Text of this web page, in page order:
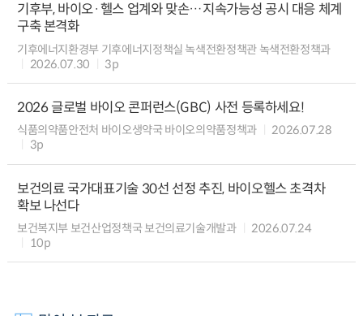
기후부, 바이오·헬스 업계와 맞손…지속가능성 공시 대응 체계
구축 본격화
기후에너지환경부 기후에너지정책실 녹색전환정책관 녹색전환정책과
2026.07.30
3p
2026 글로벌 바이오 콘퍼런스(GBC) 사전 등록하세요!
식품의약품안전처 바이오생약국 바이오의약품정책과
2026.07.28
3p
보건의료 국가대표기술 30선 선정 추진, 바이오헬스 초격차
확보 나선다
보건복지부 보건산업정책국 보건의료기술개발과
2026.07.24
10p